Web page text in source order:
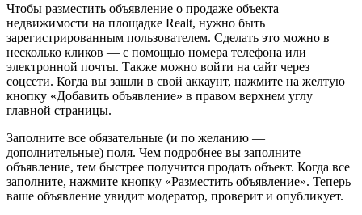
Чтобы разместить объявление о продаже объекта
недвижимости на площадке Realt, нужно быть
зарегистрированным пользователем. Сделать это можно в
несколько кликов — с помощью номера телефона или
электронной почты. Также можно войти на сайт через
соцсети. Когда вы зашли в свой аккаунт, нажмите на желтую
кнопку «Добавить объявление» в правом верхнем углу
главной страницы.
Заполните все обязательные (и по желанию —
дополнительные) поля. Чем подробнее вы заполните
объявление, тем быстрее получится продать объект. Когда все
заполните, нажмите кнопку «Разместить объявление». Теперь
ваше объявление увидит модератор, проверит и опубликует.